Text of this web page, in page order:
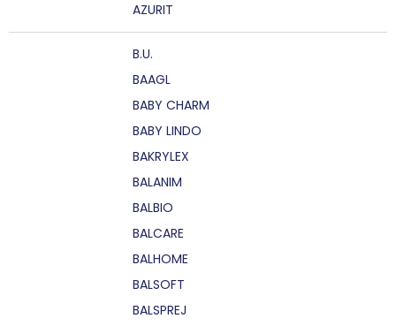
AZURIT
B.U.
BAAGL
BABY CHARM
BABY LINDO
BAKRYLEX
BALANIM
BALBIO
BALCARE
BALHOME
BALSOFT
BALSPREJ